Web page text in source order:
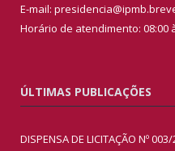
E-mail:
Horário de atendimento: 08:00
ÚLTIMAS PUBLICAÇÕES
DISPENSA DE LICITAÇÃO Nº